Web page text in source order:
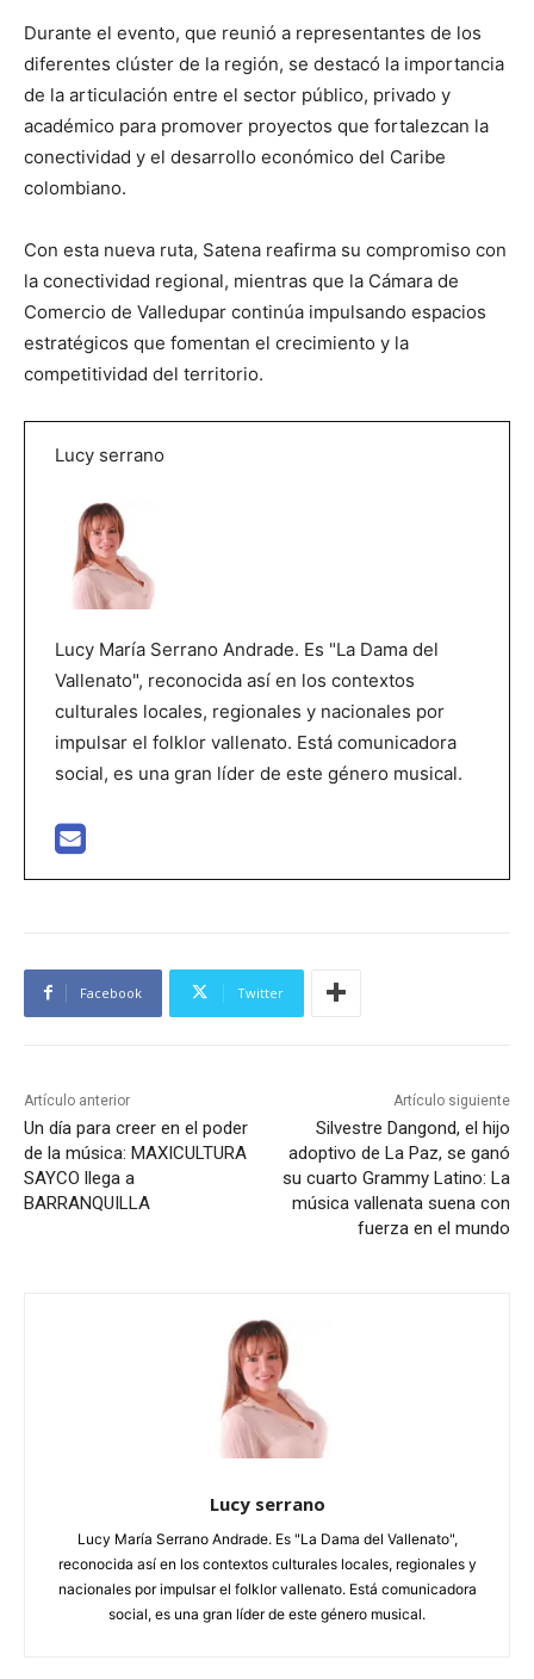
Durante el evento, que reunió a representantes de los
diferentes clúster de la región, se destacó la importancia
de la articulación entre el sector público, privado y
académico para promover proyectos que fortalezcan la
conectividad y el desarrollo económico del Caribe
colombiano.
Con esta nueva ruta, Satena reafirma su compromiso con
la conectividad regional, mientras que la Cámara de
Comercio de Valledupar continúa impulsando espacios
estratégicos que fomentan el crecimiento y la
competitividad del territorio.
Lucy serrano
Lucy María Serrano Andrade. Es "La Dama del
Vallenato", reconocida así en los contextos
culturales locales, regionales y nacionales por
impulsar el folklor vallenato. Está comunicadora
social, es una gran líder de este género musical.
Facebook Twitter
Artículo anterior
Un día para creer en el poder
de la música: MAXICULTURA
SAYCO llega a
BARRANQUILLA
Artículo siguiente
Silvestre Dangond, el hijo
adoptivo de La Paz, se ganó
su cuarto Grammy Latino: La
música vallenata suena con
fuerza en el mundo
Lucy serrano
Lucy María Serrano Andrade. Es "La Dama del Vallenato",
reconocida así en los contextos culturales locales, regionales y
nacionales por impulsar el folklor vallenato. Está comunicadora
social, es una gran líder de este género musical.